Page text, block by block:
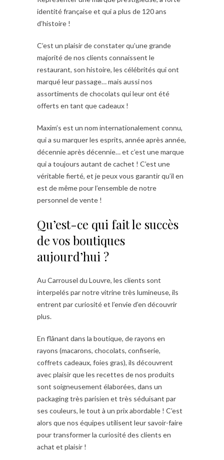
identité française et qui a plus de 120 ans
d’histoire !
C’est un plaisir de constater qu’une grande
majorité de nos clients connaissent le
restaurant, son histoire, les célébrités qui ont
marqué leur passage… mais aussi nos
assortiments de chocolats qui leur ont été
offerts en tant que cadeaux !
Maxim’s est un nom internationalement connu,
qui a su marquer les esprits, année après année,
décennie après décennie… et c’est une marque
qui a toujours autant de cachet ! C’est une
véritable fierté, et je peux vous garantir qu’il en
est de même pour l’ensemble de notre
personnel de vente !
Qu’est-ce qui fait le succès
de vos boutiques
aujourd’hui ?
Au Carrousel du Louvre, les clients sont
interpelés par notre vitrine très lumineuse, ils
entrent par curiosité et l’envie d’en découvrir
plus.
En flânant dans la boutique, de rayons en
rayons (macarons, chocolats, confiserie,
coffrets cadeaux, foies gras), ils découvrent
avec plaisir que les recettes de nos produits
sont soigneusement élaborées, dans un
packaging très parisien et très séduisant par
ses couleurs, le tout à un prix abordable ! C’est
alors que nos équipes utilisent leur savoir-faire
pour transformer la curiosité des clients en
achat et plaisir !